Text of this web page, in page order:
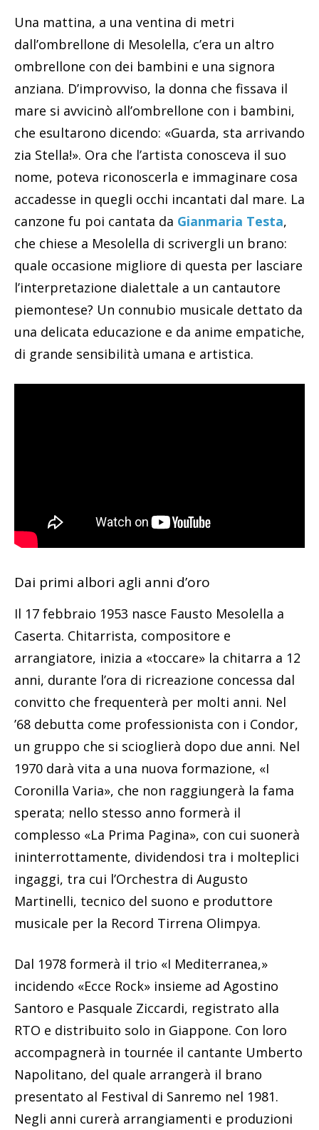
Una mattina, a una ventina di metri
dall’ombrellone di Mesolella, c’era un altro
ombrellone con dei bambini e una signora
anziana. D’improvviso, la donna che fissava il
mare si avvicinò all’ombrellone con i bambini,
che esultarono dicendo: «Guarda, sta arrivando
zia Stella!». Ora che l’artista conosceva il suo
nome, poteva riconoscerla e immaginare cosa
accadesse in quegli occhi incantati dal mare. La
canzone fu poi cantata da Gianmaria Testa,
che chiese a Mesolella di scrivergli un brano:
quale occasione migliore di questa per lasciare
l’interpretazione dialettale a un cantautore
piemontese? Un connubio musicale dettato da
una delicata educazione e da anime empatiche,
di grande sensibilità umana e artistica.
Dai primi albori agli anni d’oro
Il 17 febbraio 1953 nasce Fausto Mesolella a
Caserta. Chitarrista, compositore e
arrangiatore, inizia a «toccare» la chitarra a 12
anni, durante l’ora di ricreazione concessa dal
convitto che frequenterà per molti anni. Nel
’68 debutta come professionista con i Condor,
un gruppo che si scioglierà dopo due anni. Nel
1970 darà vita a una nuova formazione, «I
Coronilla Varia», che non raggiungerà la fama
sperata; nello stesso anno formerà il
complesso «La Prima Pagina», con cui suonerà
ininterrottamente, dividendosi tra i molteplici
ingaggi, tra cui l’Orchestra di Augusto
Martinelli, tecnico del suono e produttore
musicale per la Record Tirrena Olimpya.
Dal 1978 formerà il trio «I Mediterranea,»
incidendo «Ecce Rock» insieme ad Agostino
Santoro e Pasquale Ziccardi, registrato alla
RTO e distribuito solo in Giappone. Con loro
accompagnerà in tournée il cantante Umberto
Napolitano, del quale arrangerà il brano
presentato al Festival di Sanremo nel 1981.
Negli anni curerà arrangiamenti e produzioni